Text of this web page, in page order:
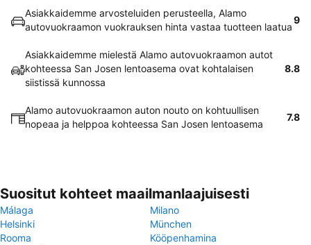
Asiakkaidemme arvosteluiden perusteella, Alamo
autovuokraamon vuokrauksen hinta vastaa tuotteen laatua
9
Asiakkaidemme mielestä Alamo autovuokraamon autot
kohteessa San Josen lentoasema ovat kohtalaisen
siistissä kunnossa
8.8
Alamo autovuokraamon auton nouto on kohtuullisen
nopeaa ja helppoa kohteessa San Josen lentoasema
7.8
Suositut kohteet maailmanlaajuisesti
Málaga
Milano
Helsinki
München
Rooma
Kööpenhamina